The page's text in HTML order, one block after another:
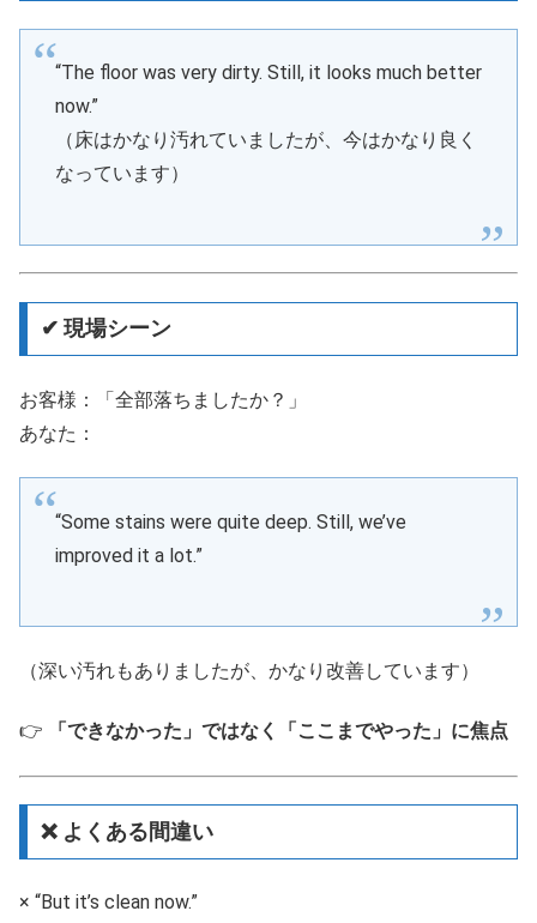
“The floor was very dirty. Still, it looks much better
now.”
（床はかなり汚れていましたが、今はかなり良く
なっています）
✔ 現場シーン
お客様：「全部落ちましたか？」
あなた：
“Some stains were quite deep. Still, we’ve
improved it a lot.”
（深い汚れもありましたが、かなり改善しています）
👉 「できなかった」ではなく「ここまでやった」に焦点
❌ よくある間違い
× “But it’s clean now.”